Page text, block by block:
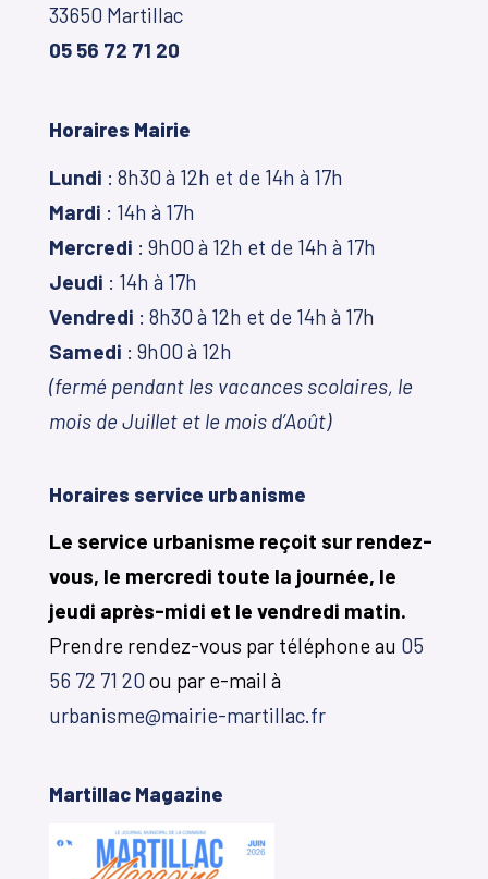
33650 Martillac
05 56 72 71 20
Horaires Mairie
Lundi : 8h30 à 12h et de 14h à 17h
Mardi : 14h à 17h
Mercredi : 9h00 à 12h et de 14h à 17h
Jeudi : 14h à 17h
Vendredi : 8h30 à 12h et de 14h à 17h
Samedi : 9h00 à 12h
(fermé pendant les vacances scolaires, le
mois de Juillet et le mois d’Août)
Horaires service urbanisme
Le service urbanisme reçoit sur rendez-
vous, le mercredi toute la journée, le
jeudi après-midi et le vendredi matin.
Prendre rendez-vous par téléphone au 05
56 72 71 20 ou par e-mail à
urbanisme@mairie-martillac.fr
Martillac Magazine